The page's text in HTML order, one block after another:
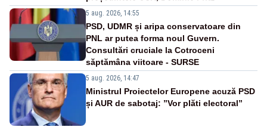
5 aug. 2026, 14:55
PSD, UDMR și aripa conservatoare din
PNL ar putea forma noul Guvern.
Consultări cruciale la Cotroceni
săptămâna viitoare - SURSE
5 aug. 2026, 14:47
Ministrul Proiectelor Europene acuză PSD
și AUR de sabotaj: ”Vor plăti electoral”